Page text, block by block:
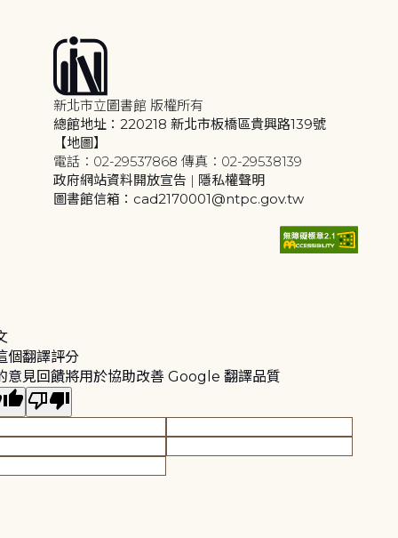
新北市立圖書館 版權所有
總館地址：220218 新北市板橋區貴興路139號
【地圖】
電話：02-29537868 傳真：02-29538139
政府網站資料開放宣告 | 隱私權聲明
圖書館信箱：cad2170001@ntpc.gov.tw
個翻譯評分
意見回饋將用於協助改善 Google 翻譯品質